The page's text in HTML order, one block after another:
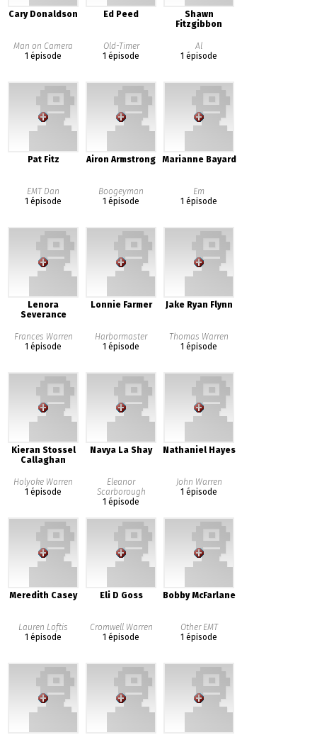
Cary Donaldson
Man on Camera
1 épisode
Ed Peed
Old-Timer
1 épisode
Shawn
Fitzgibbon
Al
1 épisode
Pat Fitz
EMT Dan
1 épisode
Airon Armstrong
Boogeyman
1 épisode
Marianne Bayard
Em
1 épisode
Lenora
Severance
Frances Warren
1 épisode
Lonnie Farmer
Harbormaster
1 épisode
Jake Ryan Flynn
Thomas Warren
1 épisode
Kieran Stossel
Callaghan
Holyoke Warren
1 épisode
Navya La Shay
Eleanor
Scarborough
1 épisode
Nathaniel Hayes
John Warren
1 épisode
Meredith Casey
Lauren Loftis
1 épisode
Eli D Goss
Cromwell Warren
1 épisode
Bobby McFarlane
Other EMT
1 épisode